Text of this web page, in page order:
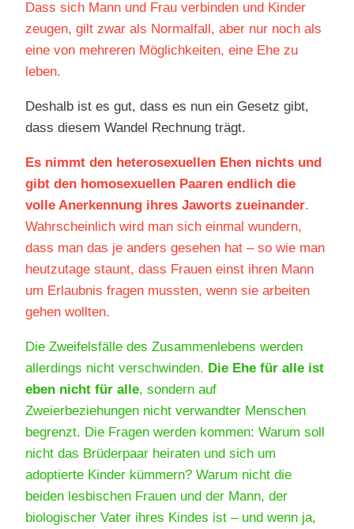
Dass sich Mann und Frau verbinden und Kinder
zeugen, gilt zwar als Normalfall, aber nur noch als
eine von mehreren Möglichkeiten, eine Ehe zu
leben.
Deshalb ist es gut, dass es nun ein Gesetz gibt,
dass diesem Wandel Rechnung trägt.
Es nimmt den heterosexuellen Ehen nichts und
gibt den homosexuellen Paaren endlich die
volle Anerkennung ihres Jaworts zueinander.
Wahrscheinlich wird man sich einmal wundern,
dass man das je anders gesehen hat – so wie man
heutzutage staunt, dass Frauen einst ihren Mann
um Erlaubnis fragen mussten, wenn sie arbeiten
gehen wollten.
Die Zweifelsfälle des Zusammenlebens werden
allerdings nicht verschwinden. Die Ehe für alle ist
eben nicht für alle, sondern auf
Zweierbeziehungen nicht verwandter Menschen
begrenzt. Die Fragen werden kommen: Warum soll
nicht das Brüderpaar heiraten und sich um
adoptierte Kinder kümmern? Warum nicht die
beiden lesbischen Frauen und der Mann, der
biologischer Vater ihres Kindes ist – und wenn ja,